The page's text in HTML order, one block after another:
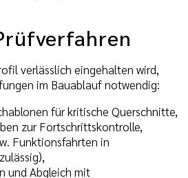
verlässlich eingehalten wird,
im Bauablauf notwendig:
für kritische Querschnitte,
zur Fortschrittskontrolle,
Funktionsfahrten in
und Abgleich mit